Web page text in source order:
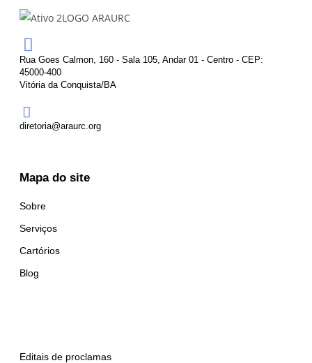
Rua Goes Calmon, 160 - Sala 105, Andar 01 - Centro - CEP:
45000-400
Vitória da Conquista/BA
diretoria@araurc.org
Mapa do site
Sobre
Serviços
Cartórios
Blog
Editais de proclamas